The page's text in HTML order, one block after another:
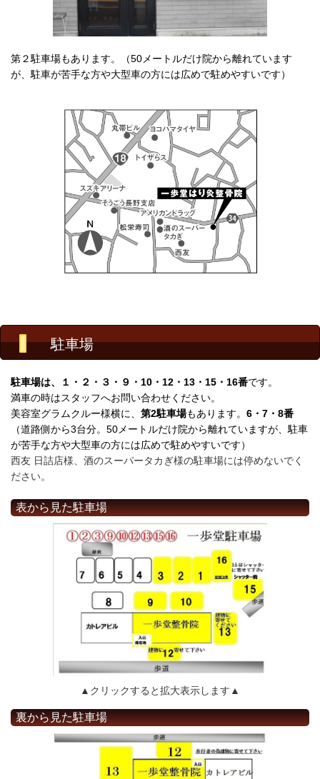
第２駐車場もあります。（50メートルだけ院から離れています
が、駐車が苦手な方や大型車の方には広めで駐めやすいです）
駐車場
駐車場は、１・２・３・９・10・12・13・15・16番です。
満車の時はスタッフへお問い合わせください。
美容室グラムクルー様横に、 第2駐車場もあります。 6・7・8番
（道路側から3台分。50メートルだけ院から離れていますが、駐車
が苦手な方や大型車の方には広めで駐めやすいです）
西友 日詰店様、酒のスーパータカぎ様の駐車場には停めないでく
ださい。
表から見た駐車場
▲クリックすると拡大表示します▲
裏から見た駐車場